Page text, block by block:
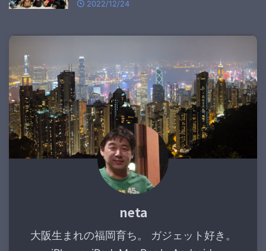
2022/12/24
neta
大阪生まれの福岡育ち。 ガジェット好き。